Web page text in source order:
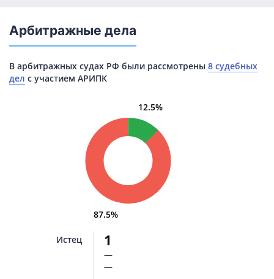
Арбитражные дела
В арбитражных судах РФ были рассмотрены 8 судебных
дел с участием АРИПК
12.5%
87.5%
Истец 1
—
—